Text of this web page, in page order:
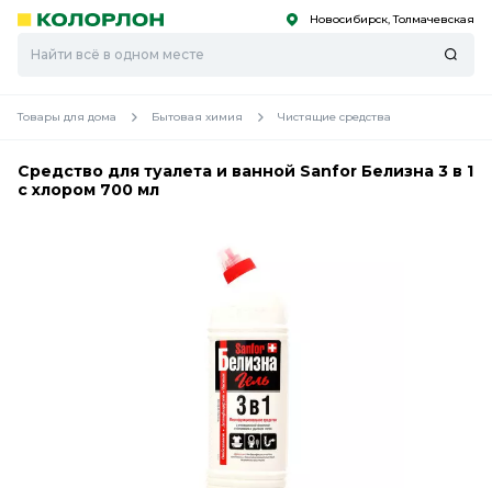
Скоро
Скоро Новосибирск, Толмачевская
Товары для дома Бытовая химия Чистящие средства
Средство для туалета и ванной Sanfor Белизна 3 в 1
с хлором 700 мл